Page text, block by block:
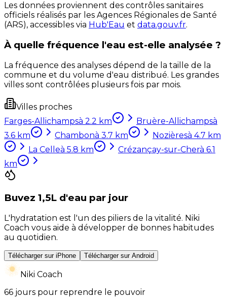
Les données proviennent des contrôles sanitaires
officiels réalisés par les Agences Régionales de Santé
(ARS), accessibles via Hub'Eau et data.gouv.fr.
À quelle fréquence l'eau est-elle analysée ?
La fréquence des analyses dépend de la taille de la
commune et du volume d'eau distribué. Les grandes
villes sont contrôlées plusieurs fois par mois.
Villes proches
Farges-Allichampsà 2.2 km Bruère-Allichampsà
3.6 km Chambonà 3.7 km Nozièresà 4.7 km
La Celleà 5.8 km Crézançay-sur-Cherà 6.1
km
Buvez 1,5L d'eau par jour
L'hydratation est l'un des piliers de la vitalité. Niki
Coach vous aide à développer de bonnes habitudes
au quotidien.
Télécharger sur iPhone Télécharger sur Android
Niki Coach
66 jours pour reprendre le pouvoir